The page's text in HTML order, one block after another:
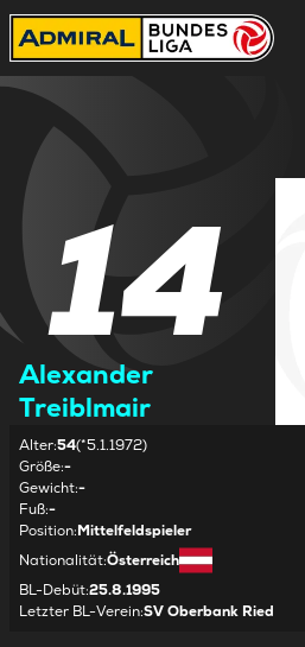
14
Alexander
Treiblmair
Alter:54(*5.1.1972)
Größe:-
Gewicht:-
Fuß:-
Position:Mittelfeldspieler
Nationalität:Österreich
BL-Debüt:25.8.1995
Letzter BL-Verein:SV Oberbank Ried